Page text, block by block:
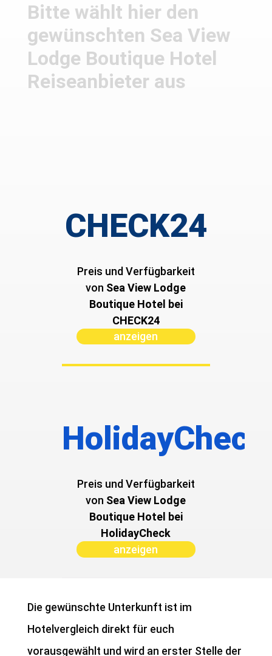
Bitte wählt hier den
gewünschten Sea View
Lodge Boutique Hotel
Reiseanbieter aus
CHECK24
Preis und Verfügbarkeit
von ­ Sea View Lodge
Boutique Hotel bei
CHECK24
anzeigen
HolidayCheck
Preis und Verfügbarkeit
von ­ Sea View Lodge
Boutique Hotel bei
HolidayCheck
anzeigen
Die gewünschte Unterkunft ist im
Hotelvergleich direkt für euch
vorausgewählt und wird an erster Stelle der